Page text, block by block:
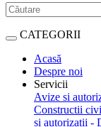
CATEGORII
Acasă
Despre noi
Servicii
Avize si
Constructii
si autorizatii -